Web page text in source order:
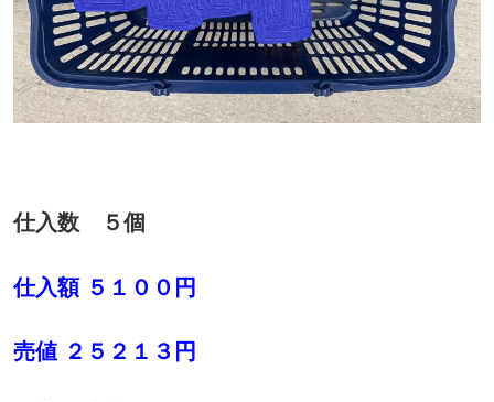
仕入数 ５個
仕入額 ５１００円
売値 ２５２１３円